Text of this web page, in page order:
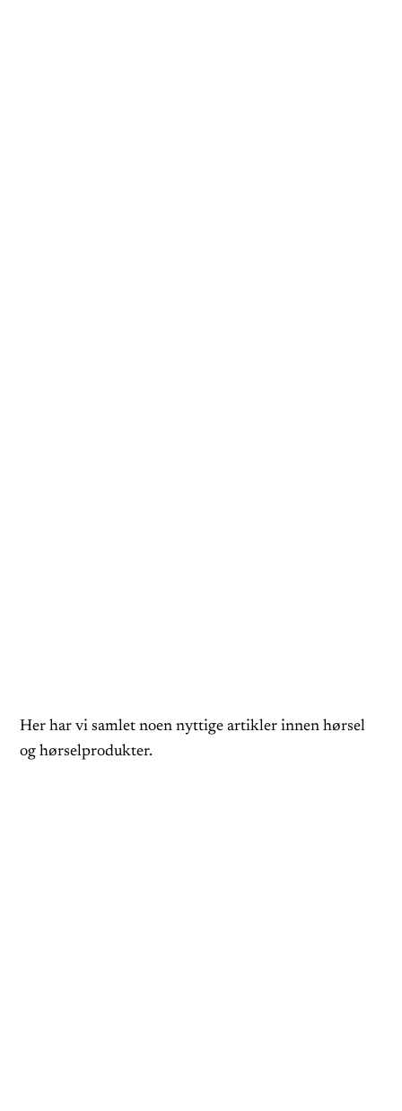
Her har vi samlet noen nyttige artikler innen hørsel
og hørselprodukter.